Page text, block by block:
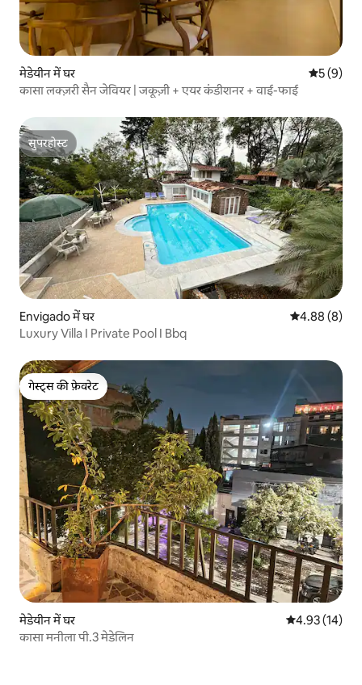
मेडेयीन में घर औसत रेटिंग
5 (9)
कासा लक्ज़री सैन जेवियर | जकूज़ी + एयर कंडीशनर + वाई-फाई
सुपरहोस्ट
सुपरहोस्ट
Envigado में घर औसत रेटिंग 5 में
4.88 (8)
Luxury Villa I Private Pool I Bbq
गेस्ट्स की फ़ेवरेट
गेस्ट्स की फ़ेवरेट
मेडेयीन में घर औसत रेटिंग 5 में
4.93 (14)
कासा मनीला पी.3 मेडेलिन